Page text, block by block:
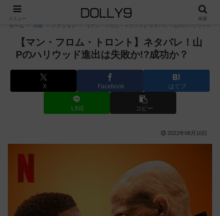
PR
ホーム 洋画 アクション 【マン・フロム・トロント】ネタバレ！山Pのハリウッド進
【マン・フロム・トロント】ネタバレ！山
Pのハリウッド進出は失敗か!?成功か？
X Facebook はてブ
LINE コピー
2022年08月10日
メニュー 検索